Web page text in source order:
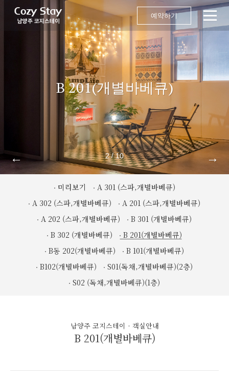
예약하기
B 201(개별바베큐)
← 2/10 →
미리보기
A 301 (스파,개별바베큐)
A 302 (스파,개별바베큐)
A 201 (스파,개별바베큐)
A 202 (스파,개별바베큐)
B 301 (개별바베큐)
B 302 (개별바베큐)
B 201(개별바베큐)
B동 202(개별바베큐)
B 101(개별바베큐)
B102(개별바베큐)
S01(독채,개별바베큐)(2층)
S02 (독채,개별바베큐)(1층)
남양주 코지스테이 - 객실안내
B 201(개별바베큐)